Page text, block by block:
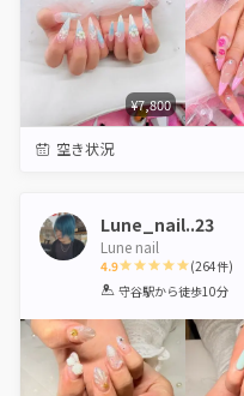
¥7,800
空き状況
Lune_nail..23
Lune nail
4.9
1 2 3 4 5
(264件)
守谷駅から徒歩10分